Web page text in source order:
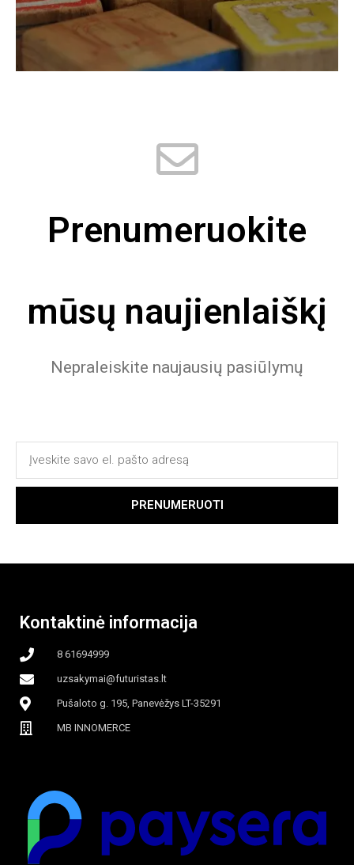
Prenumeruokite
mūsų naujienlaiškį
Nepraleiskite naujausių pasiūlymų
PRENUMERUOTI
Kontaktinė informacija
8 61694999
uzsakymai@futuristas.lt
Pušaloto g. 195, Panevėžys LT-35291
MB INNOMERCE